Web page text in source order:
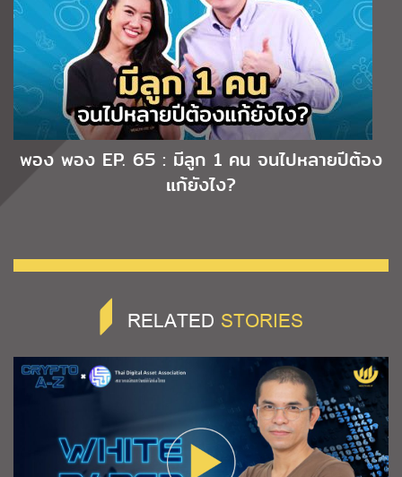
พอง พอง EP. 65 : มีลูก 1 คน จนไปหลายปีต้อง
แก้ยังไง?
RELATED STORIES